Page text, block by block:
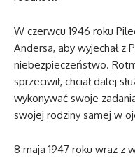
W czerwcu 1946 roku
Andersa, aby wyjechał z
niebezpieczeństwo.
sprzeciwił, chciał dalej
wykonywać swoje
swojej rodziny samej w
8 maja 1947 roku wraz z